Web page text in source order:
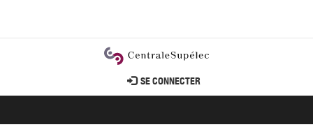
account
menu
SE CONNECTER